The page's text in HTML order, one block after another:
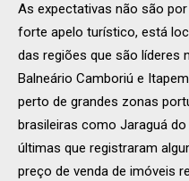
As expectativas não são
forte apelo turístico, está
das regiões que são líderes
Balneário Camboriú e
perto de grandes zonas
brasileiras como Jaraguá
últimas que registraram
preço de venda de imóveis